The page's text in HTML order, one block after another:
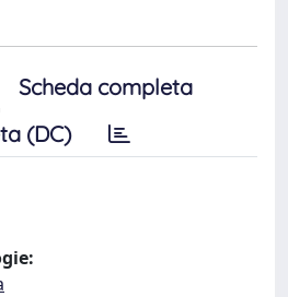
Scheda completa
(DC)